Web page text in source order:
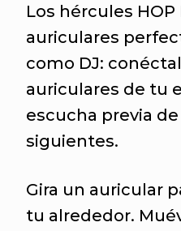
Los hércules HOP
auriculares
como DJ:
auriculares de tu
escucha previa
siguientes.
Gira un auricular
tu alrededor.